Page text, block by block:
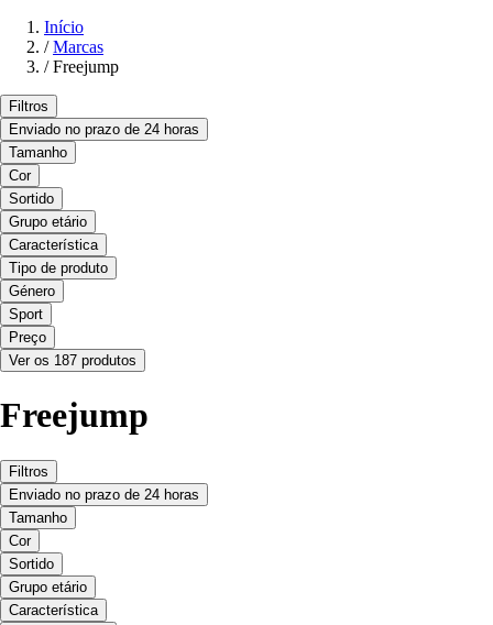
Início
/ Marcas
/ Freejump
Filtros
Enviado no prazo de 24 horas
Tamanho
Cor
Sortido
Grupo etário
Característica
Tipo de produto
Género
Sport
Preço
Ver os 187 produtos
Freejump
Filtros
Enviado no prazo de 24 horas
Tamanho
Cor
Sortido
Grupo etário
Característica